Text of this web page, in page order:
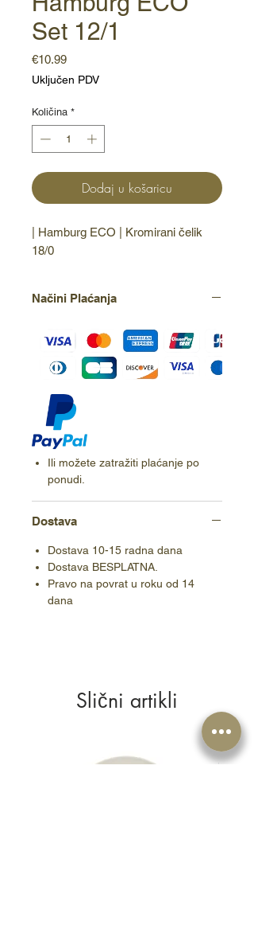
Set 12/1
€10.99Cijena
Uključen PDV
Količina *
Dodaj u košaricu
| Hamburg ECO | Kromirani čelik
18/0
Načini Plaćanja
Ili možete zatražiti plaćanje po
ponudi.
Dostava
Dostava 10-15 radna dana
Dostava BESPLATNA.
Pravo na povrat u roku od 14
dana
Slični artikli